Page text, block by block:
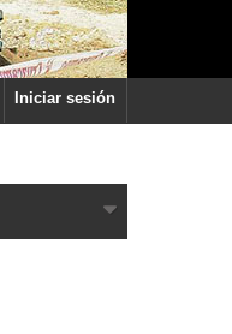
Iniciar sesión